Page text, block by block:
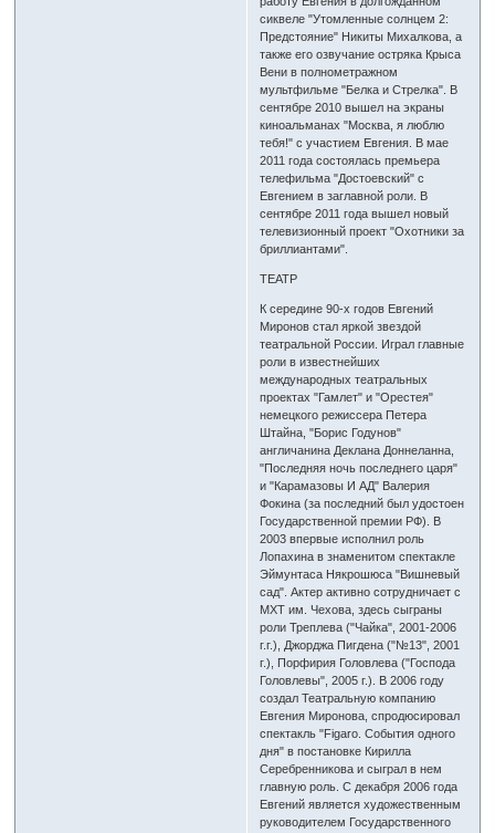
сиквеле "Утомленные солнцем 2:
Предстояние" Никиты Михалкова, а
также его озвучание остряка Крыса
Вени в полнометражном
мультфильме "Белка и Стрелка". В
сентябре 2010 вышел на экраны
киноальманах "Москва, я люблю
тебя!" с участием Евгения. В мае
2011 года состоялась премьера
телефильма "Достоевский" с
Евгением в заглавной роли. В
сентябре 2011 года вышел новый
телевизионный проект "Охотники за
бриллиантами".
ТЕАТР
К середине 90-х годов Евгений
Миронов стал яркой звездой
театральной России. Играл главные
роли в известнейших
международных театральных
проектах "Гамлет" и "Орестея"
немецкого режиссера Петера
Штайна, "Борис Годунов"
англичанина Деклана Доннеланна,
"Последняя ночь последнего царя"
и "Карамазовы И АД" Валерия
Фокина (за последний был удостоен
Государственной премии РФ). В
2003 впервые исполнил роль
Лопахина в знаменитом спектакле
Эймунтаса Някрошюса "Вишневый
сад". Актер активно сотрудничает с
МХТ им. Чехова, здесь сыграны
роли Треплева ("Чайка", 2001-2006
г.г.), Джорджа Пигдена ("№13", 2001
г.), Порфирия Головлева ("Господа
Головлевы", 2005 г.). В 2006 году
создал Театральную компанию
Евгения Миронова, спродюсировал
спектакль "Figaro. События одного
дня" в постановке Кирилла
Серебренникова и сыграл в нем
главную роль. С декабря 2006 года
Евгений является художественным
руководителем Государственного